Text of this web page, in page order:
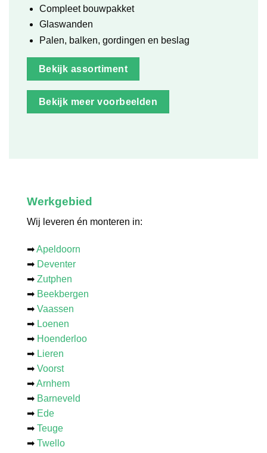
Compleet bouwpakket
Glaswanden
Palen, balken, gordingen en beslag
Bekijk assortiment
Bekijk meer voorbeelden
Werkgebied
Wij leveren én monteren in:
➡Apeldoorn
➡ Deventer
➡ Zutphen
➡ Beekbergen
➡ Vaassen
➡ Loenen
➡ Hoenderloo
➡ Lieren
➡ Voorst
➡Arnhem
➡ Barneveld
➡ Ede
➡ Teuge
➡ Twello